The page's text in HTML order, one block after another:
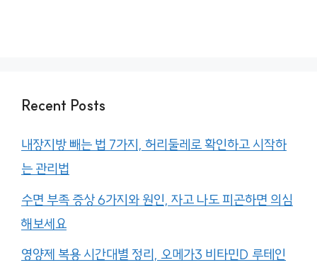
Recent Posts
내장지방 빼는 법 7가지, 허리둘레로 확인하고 시작하
는 관리법
수면 부족 증상 6가지와 원인, 자고 나도 피곤하면 의심
해보세요
영양제 복용 시간대별 정리, 오메가3 비타민D 루테인